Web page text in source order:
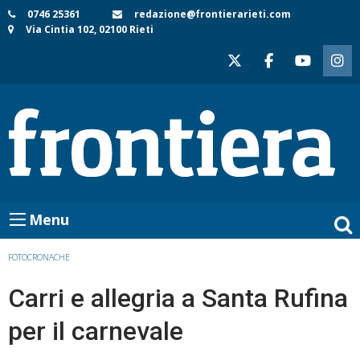
Skip
to
0746 25361
redazione@frontierarieti.com
Via Cintia 102, 02100 Rieti
Menu
FOTOCRONACHE
Carri e allegria a Santa Rufina
per il carnevale